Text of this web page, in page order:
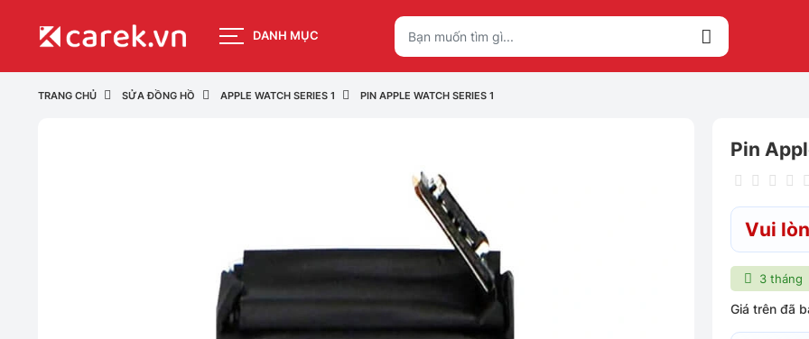
DANH MỤC
TRANG CHỦ SỬA ĐỒNG HỒ APPLE WATCH SERIES 1 PIN APPLE WATCH SERIES 1
Pin
Vui
3 tháng
Giá trên đã